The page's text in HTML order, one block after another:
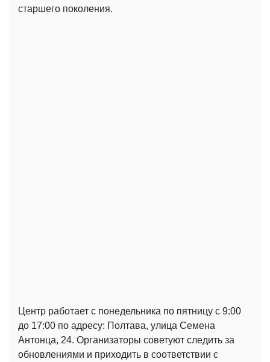
старшего поколения.
Центр работает с понедельника по пятницу с 9:00
до 17:00 по адресу: Полтава, улица Семена
Антонца, 24. Организаторы советуют следить за
обновлениями и приходить в соответствии с